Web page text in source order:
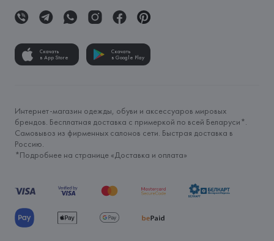
Скачать
в App Store
Скачать
в Google Play
Интернет-магазин одежды, обуви и аксессуаров мировых
брендов. Бесплатная доставка с примеркой по всей Беларуси*.
Самовывоз из фирменных салонов сети. Быстрая доставка в
Россию.
*Подробнее на странице «Доставка и оплата»